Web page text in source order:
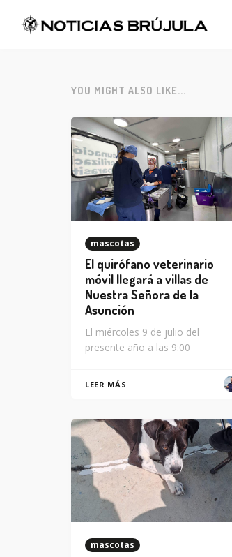
YOU MIGHT ALSO LIKE...
mascotas
El quirófano veterinario
móvil llegará a villas de
Nuestra Señora de la
Asunción
El miércoles 9 de julio del
presente año a las 9:00
LEER MÁS
mascotas